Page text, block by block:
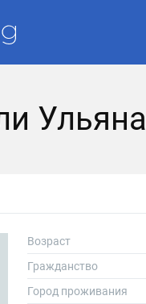
Ульяна
Возраст
Гражданство
Город проживания